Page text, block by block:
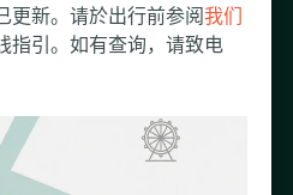
息息相关的医院活动及资讯。
更新。请於出行前参阅我们
指引。如有查询，请致电